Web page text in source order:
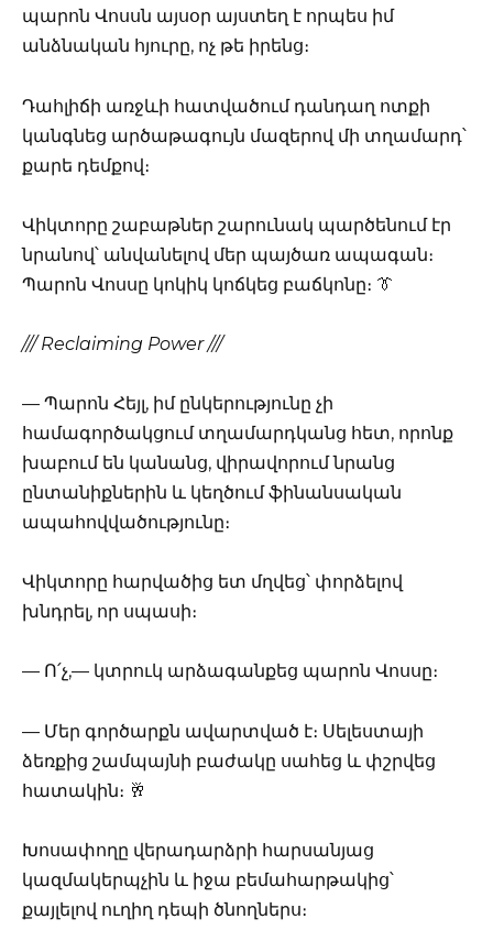
պարոն Վոսսն այսօր այստեղ է որպես իմ
անձնական հյուրը, ոչ թե իրենց։
Դահլիճի առջևի հատվածում դանդաղ ոտքի
կանգնեց արծաթագույն մազերով մի տղամարդ՝
քարե դեմքով։
Վիկտորը շաբաթներ շարունակ պարծենում էր
նրանով՝ անվանելով մեր պայծառ ապագան։
Պարոն Վոսսը կոկիկ կոճկեց բաճկոնը։ 👔
/// Reclaiming Power ///
— Պարոն Հեյլ, իմ ընկերությունը չի
համագործակցում տղամարդկանց հետ, որոնք
խաբում են կանանց, վիրավորում նրանց
ընտանիքներին և կեղծում ֆինանսական
ապահովվածությունը։
Վիկտորը հարվածից ետ մղվեց՝ փորձելով
խնդրել, որ սպասի։
— Ո՛չ,— կտրուկ արձագանքեց պարոն Վոսսը։
— Մեր գործարքն ավարտված է։ Սելեստայի
ձեռքից շամպայնի բաժակը սահեց և փշրվեց
հատակին։ 🥂
Խոսափողը վերադարձրի հարսանյաց
կազմակերպչին և իջա բեմահարթակից՝
քայլելով ուղիղ դեպի ծնողներս։